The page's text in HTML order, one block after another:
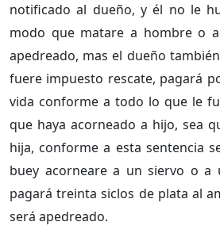
notificado al dueño, y él no le
modo que matare a hombre o
apedreado, mas el dueño
fuere impuesto rescate, pagará
vida conforme a todo lo que le
que haya acorneado a hijo, sea
hija, conforme a esta sentencia
buey acorneare a un siervo o a
pagará treinta siclos de plata al
será apedreado.